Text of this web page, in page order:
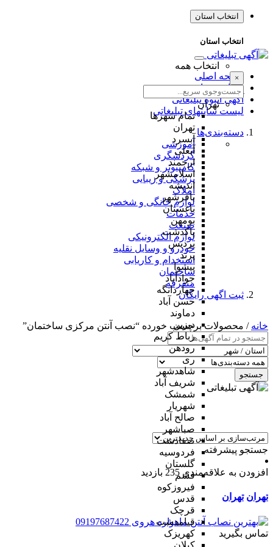
انتخاب استان
انتخاب استان
انتخاب همه
×
تهران
تمام شهر‌ها
تهران
آبسرد
آبعلی
ارجمند
اسلامشهر
اندیشه
باقرشهر
باغستان
بومهن
پاکدشت
پردیس
پرند
پیشوا
جوادآباد
چهاردانگه
حسن آباد
دماوند
دیزین
رباط کریم
رودهن
ری
شاهدشهر
شریف آباد
شمشک
شهریار
صالح آباد
صباشهر
صفادشت
فردوسیه
گلستان
فشم
فیروزکوه
قدس
قرچک
قیامدشت
کهریزک
صفحه اصلی
طراحی سایت
آگهی انبوه تبلیغاتی
لیست سایتهای تبلیغاتی
دسته‌بندی‌ها
آموزشی
گردشگری
کامپیوتر و شبکه
پزشکی و زیبایی
املاک
لوازم خانگی و شخصی
خدمات
صنعت
لوازم الکترونیکی
خودرو و وسایل نقلیه
استخدام و کاریابی
ساختمان
متفرقه
ثبت اگهی رایگان
خانه / محصولات برچسب خورده “نصب آنتن مرکزی ساختمان”
جستجو
جستجو پیشرفته
افزودن به علاقه‌مندی 235 بازدید
تهران تهران
تماس بگیرید